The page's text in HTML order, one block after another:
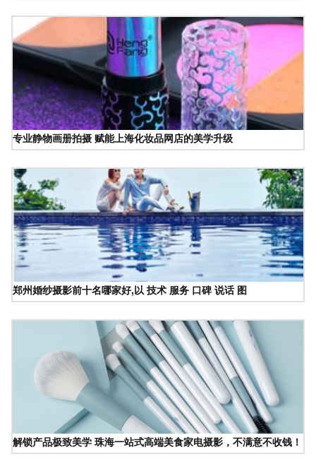
专业静物画册拍摄 赋能上海化妆品网店的美学升级
郑州婚纱摄影前十名哪家好,以 技术 服务 口碑 说话 图
解锁产品极致美学 珠海一站式高端美食家电摄影，不满意不收钱！